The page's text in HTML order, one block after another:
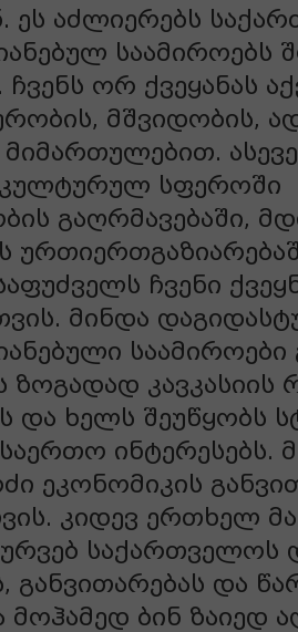
ეს აძლიერებს
საამიროებს
ორ ქვეყანას
მშვიდობის,
ასევე
სფეროში
გაღრმავებაში,
ჩვენი
მინდა
საამიროები
კავკასიის
და ხელს შეუწყობს
ინტერესებს.
ეკონომიკის
კიდევ ერთხელ
საქართველოს
განვითარებას და
მოჰამედ ბინ ზაიედ